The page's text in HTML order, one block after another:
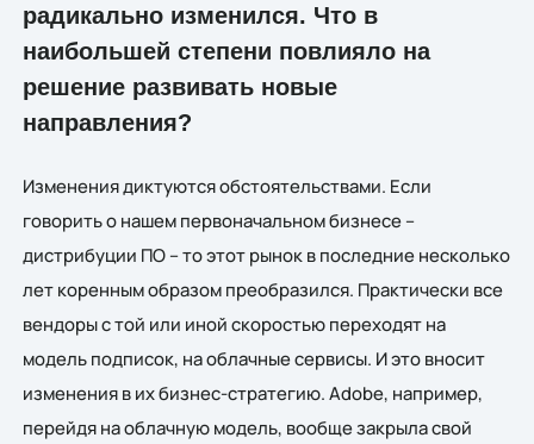
радикально изменился. Что в
наибольшей степени повлияло на
решение развивать новые
направления?
Изменения диктуются обстоятельствами. Если
говорить о нашем первоначальном бизнесе –
дистрибуции ПО – то этот рынок в последние несколько
лет коренным образом преобразился. Практически все
вендоры с той или иной скоростью переходят на
модель подписок, на облачные сервисы. И это вносит
изменения в их бизнес-стратегию. Adobe, например,
перейдя на облачную модель, вообще закрыла свой